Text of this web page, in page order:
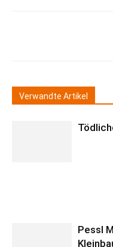
Verwandte Artikel
Pessl